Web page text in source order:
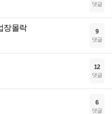
댓글
장몰락 9
댓글
12
댓글
6
댓글